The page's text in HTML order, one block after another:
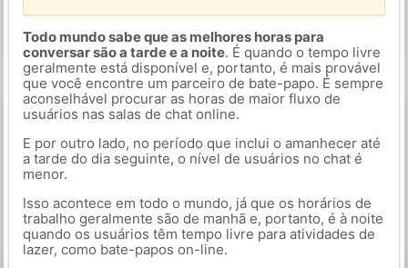
Todo mundo sabe que as melhores horas para
conversar são a tarde e a noite. É quando o tempo livre
geralmente está disponível e, portanto, é mais provável
que você encontre um parceiro de bate-papo. É sempre
aconselhável procurar as horas de maior fluxo de
usuários nas salas de chat online.
E por outro lado, no período que inclui o amanhecer até
a tarde do dia seguinte, o nível de usuários no chat é
menor.
Isso acontece em todo o mundo, já que os horários de
trabalho geralmente são de manhã e, portanto, é à noite
quando os usuários têm tempo livre para atividades de
lazer, como bate-papos on-line.